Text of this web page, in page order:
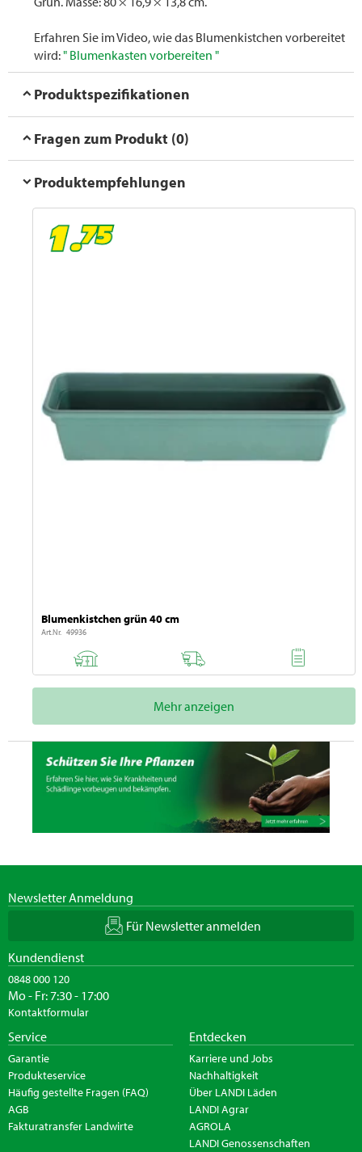
Erfahren Sie im Video, wie das Blumenkistchen vorbereitet
wird:" Blumenkasten vorbereiten "
Produktspezifikationen
Fragen zum Produkt (0)
Produktempfehlungen
Blumenkistchen grün 40 cm
Art.Nr. 49936
Mehr anzeigen
Newsletter Anmeldung
Für Newsletter anmelden
Kundendienst
0848 000 120
Mo - Fr: 7:30 - 17:00
Kontaktformular
Service
Garantie
Produkteservice
Häufig gestellte Fragen (FAQ)
AGB
Fakturatransfer Landwirte
Entdecken
Karriere und Jobs
Nachhaltigkeit
Über LANDI Läden
LANDI Agrar
AGROLA
LANDI Genossenschaften